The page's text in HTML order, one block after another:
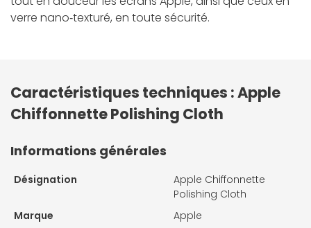
verre nano‑texturé, en toute sécurité.
Caractéristiques techniques : Apple
Chiffonnette Polishing Cloth
Informations générales
Désignation
Apple Chiffonnette
Polishing Cloth
Marque
Apple